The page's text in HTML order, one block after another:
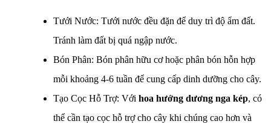
Tưới Nước: Tưới nước đều đặn để duy trì độ ẩm đất.
Tránh làm đất bị quá ngập nước.
Bón Phân: Bón phân hữu cơ hoặc phân bón hỗn hợp
mỗi khoảng 4-6 tuần để cung cấp dinh dưỡng cho cây.
Tạo Cọc Hỗ Trợ: Với hoa hướng dương nga kép, có
thể cần tạo cọc hỗ trợ cho cây khi chúng cao hơn và